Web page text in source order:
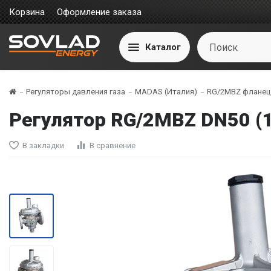
Корзина Оформление заказа
Каталог
Регуляторы давления газа MADAS (Италия) RG/2MBZ
Регулятор RG/2MBZ
В закладки В сравнение